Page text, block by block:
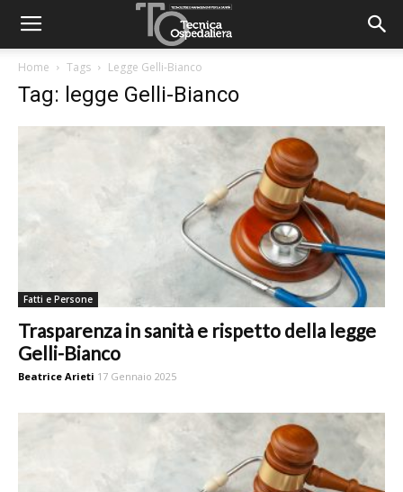
Home Tags Legge Gelli-Bianco
Tag: legge Gelli-Bianco
Fatti e Persone
Trasparenza in sanità e rispetto della legge
Gelli-Bianco
Beatrice Arieti 17 Gennaio 2025